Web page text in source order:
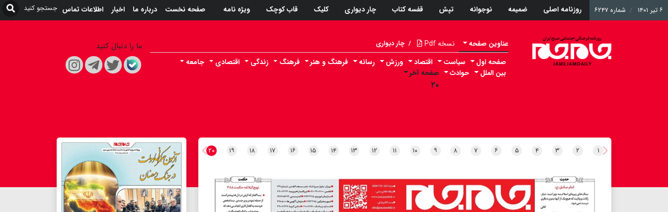
۶ تیر ۱۴۰۱ شماره ۶۲۴۷ روزنامه اصلی ضمیمه نوجوانه تپش قفسه کتاب چار دیواری کلیک قاب کوچک ویژه نامه صفحه نخست درباره ما اخبار اطلاعات تماس
عناوین صفحه نسخه Pdf / چار دیواری
صفحه اول سیاست اقتصاد ورزش رسانه فرهنگ و هنر فرهنگ زندگی اقتصادی
جامعه
بین الملل
حوادث صفحه آخر
۲۰
ما را دنبال کنید
۱ ۲ ۳ ۴ ۵ ۶ ۷ ۸ ۹ ۱۰ ۱۱ ۱۲ ۱۳ ۱۴ ۱۵ ۱۶ ۱۷ ۱۸ ۱۹ ۲۰